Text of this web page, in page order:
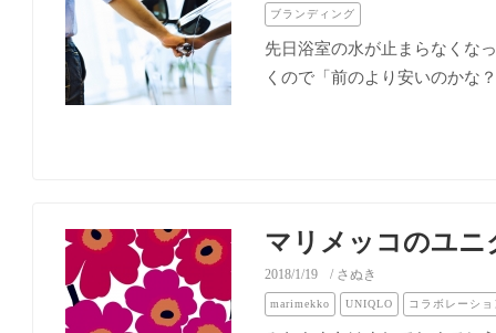
ブランディング
先日浴室の水が止まらなくな
くので「前のより安いのかな
マリメッコのユニ
2018/1/19 / さぬき
marimekko UNIQLO コラボレーショ